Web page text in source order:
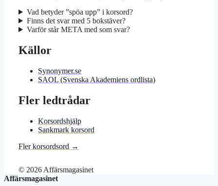
Vad betyder ”spöa upp” i korsord?
Finns det svar med 5 bokstäver?
Varför står META med som svar?
Källor
Synonymer.se
SAOL (Svenska Akademiens ordlista)
Fler ledtrådar
Korsordshjälp
Sankmark korsord
Fler korsordsord →
© 2026 Affärsmagasinet
Affärsmagasinet